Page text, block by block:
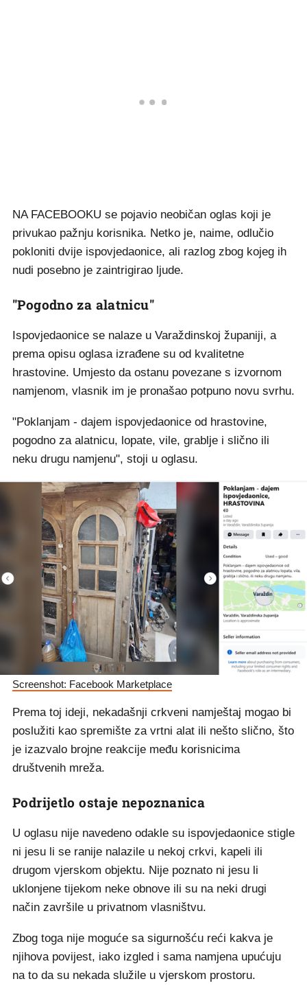
NA FACEBOOKU se pojavio neobičan oglas koji je
privukao pažnju korisnika. Netko je, naime, odlučio
pokloniti dvije ispovjedaonice, ali razlog zbog kojeg ih
nudi posebno je zaintrigirao ljude.
"Pogodno za alatnicu"
Ispovjedaonice se nalaze u Varaždinskoj županiji, a
prema opisu oglasa izrađene su od kvalitetne
hrastovine. Umjesto da ostanu povezane s izvornom
namjenom, vlasnik im je pronašao potpuno novu svrhu.
"Poklanjam - dajem ispovjedaonice od hrastovine,
pogodno za alatnicu, lopate, vile, grablje i slično ili
neku drugu namjenu", stoji u oglasu.
Screenshot: Facebook Marketplace
Prema toj ideji, nekadašnji crkveni namještaj mogao bi
poslužiti kao spremište za vrtni alat ili nešto slično, što
je izazvalo brojne reakcije među korisnicima
društvenih mreža.
Podrijetlo ostaje nepoznanica
U oglasu nije navedeno odakle su ispovjedaonice stigle
ni jesu li se ranije nalazile u nekoj crkvi, kapeli ili
drugom vjerskom objektu. Nije poznato ni jesu li
uklonjene tijekom neke obnove ili su na neki drugi
način završile u privatnom vlasništvu.
Zbog toga nije moguće sa sigurnošću reći kakva je
njihova povijest, iako izgled i sama namjena upućuju
na to da su nekada služile u vjerskom prostoru.